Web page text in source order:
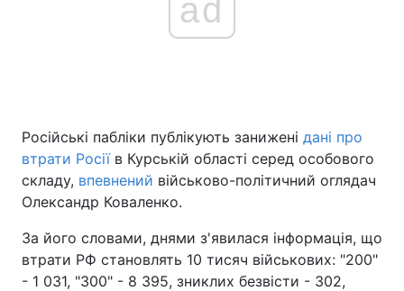
ad
Російські пабліки публікують занижені дані про
втрати Росіїв Курській області серед особового
складу, впевнений військово-політичний оглядач
Олександр Коваленко.
За його словами, днями з'явилася інформація, що
втрати РФ становлять 10 тисяч військових: "200"
- 1 031, "300" - 8 395, зниклих безвісти - 302,